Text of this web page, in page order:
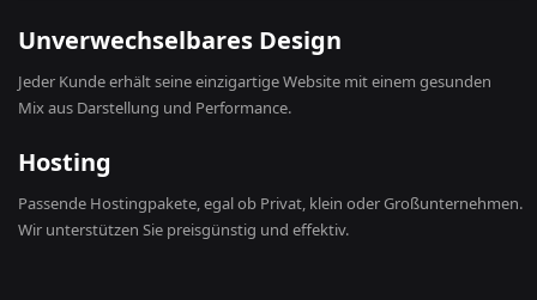
Unverwechselbares Design
Jeder Kunde erhält seine einzigartige Website mit einem gesunden
Mix aus Darstellung und Performance.
Hosting
Passende Hostingpakete, egal ob Privat, klein oder Großunternehmen.
Wir unterstützen Sie preisgünstig und effektiv.